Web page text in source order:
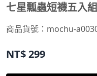
七星瓢蟲短襪五入組
商品貨號： mochu-
NT$299